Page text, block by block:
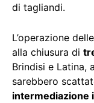
di tagliandi.
L’operazione
alla chiusura di
Brindisi e Latina,
sarebbero
intermediazione